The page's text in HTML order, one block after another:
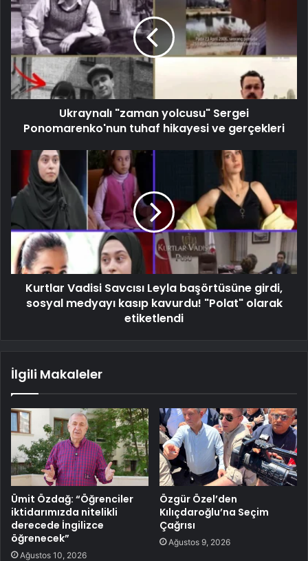
Ukraynalı "zaman yolcusu" Sergei
Ponomarenko'nun tuhaf hikayesi ve gerçekleri
Kurtlar Vadisi Savcısı Leyla başörtüsüne girdi,
sosyal medyayı kasıp kavurdu! "Polat" olarak
etiketlendi
İlgili Makaleler
Ümit Özdağ: “Öğrenciler
iktidarımızda nitelikli
derecede İngilizce
öğrenecek”
Ağustos 10, 2026
Özgür Özel’den
Kılıçdaroğlu’na Seçim
Çağrısı
Ağustos 9, 2026